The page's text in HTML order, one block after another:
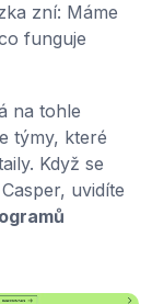
zní: Máme
funguje
na tohle
týmy, které
Když se
uvidíte